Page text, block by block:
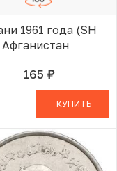
1961 года (SH
165 руб.В КОРЗИНЕ
КУПИТЬ